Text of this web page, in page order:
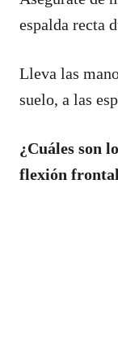
espalda recta
Lleva las
suelo, a las
¿Cuáles son
flexión